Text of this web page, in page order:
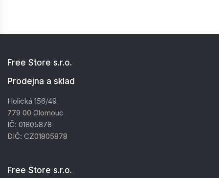
Free Store s.r.o.
Prodejna a sklad
Holická 156/49
779 00 Olomouc
IČ: 01805878
DIČ: CZ01805878
Free Store s.r.o.